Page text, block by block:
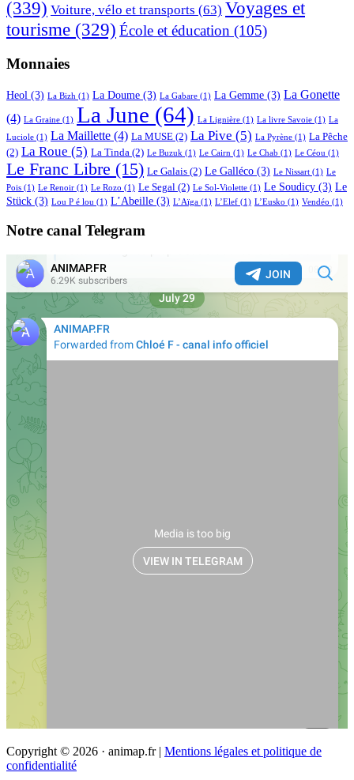
(339) Voiture, vélo et transports (63) Voyages et
tourisme (329) École et éducation (105)
Monnaies
Heol (3) La Bizh (1) La Doume (3) La Gabare (1) La Gemme (3) La Gonette
(4) La Graine (1) La June (64) La Lignière (1) La livre Savoie (1) La
Luciole (1) La Maillette (4) La MUSE (2) La Pive (5) La Pyrène (1) La Pêche
(2) La Roue (5) La Tinda (2) Le Buzuk (1) Le Cairn (1) Le Chab (1) Le Céou (1)
Le Franc Libre (15) Le Galais (2) Le Galléco (3) Le Nissart (1) Le
Pois (1) Le Renoir (1) Le Rozo (1) Le Segal (2) Le Sol-Violette (1) Le Soudicy (3) Le
Stück (3) Lou P é lou (1) L’Abeille (3) L’Aïga (1) L’Elef (1) L’Eusko (1) Vendéo (1)
Notre canal Telegram
Copyright © 2026 · animap.fr | Mentions légales et politique de
confidentialité